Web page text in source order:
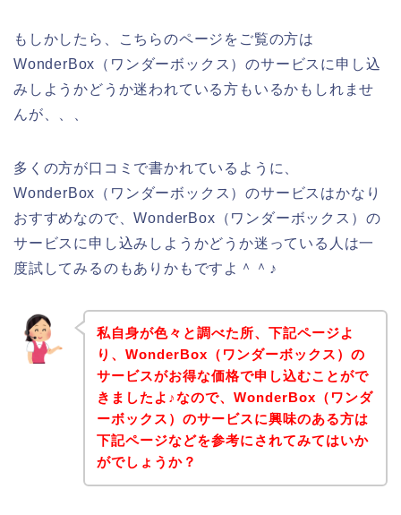
もしかしたら、こちらのページをご覧の方は
WonderBox（ワンダーボックス）のサービスに申し込
みしようかどうか迷われている方もいるかもしれませ
んが、、、
多くの方が口コミで書かれているように、
WonderBox（ワンダーボックス）のサービスはかなり
おすすめなので、WonderBox（ワンダーボックス）の
サービスに申し込みしようかどうか迷っている人は一
度試してみるのもありかもですよ＾＾♪
私自身が色々と調べた所、下記ページよ
り、WonderBox（ワンダーボックス）の
サービスがお得な価格で申し込むことがで
きましたよ♪なので、WonderBox（ワンダ
ーボックス）のサービスに興味のある方は
下記ページなどを参考にされてみてはいか
がでしょうか？